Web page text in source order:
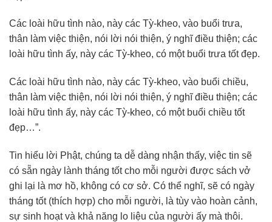
Các loài hữu tình nào, này các Tỳ-kheo, vào buổi trưa,
thân làm việc thiện, nói lời nói thiện, ý nghĩ điều thiện; các
loài hữu tình ấy, này các Tỳ-kheo, có một buổi trưa tốt đẹp.
Các loài hữu tình nào, này các Tỳ-kheo, vào buổi chiều,
thân làm việc thiện, nói lời nói thiện, ý nghĩ điều thiện; các
loài hữu tình ấy, này các Tỳ-kheo, có một buổi chiều tốt
đẹp…”.
Tin hiểu lời Phật, chúng ta dễ dàng nhận thấy, việc tin sẽ
có sẵn ngày lành tháng tốt cho mỗi người được sách vở
ghi lại là mơ hồ, không có cơ sở. Có thể nghĩ, sẽ có ngày
tháng tốt (thích hợp) cho mỗi người, là tùy vào hoàn cảnh,
sự sinh hoạt và khả năng lo liệu của người ấy mà thôi.